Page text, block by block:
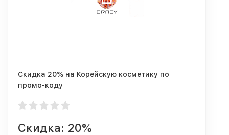
Скидка 20% на Корейскую косметику по
промо-коду
Скидка: 20%